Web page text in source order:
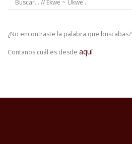
¿No encontraste la palabra que buscabas?
Contanos cuál es desde aquí